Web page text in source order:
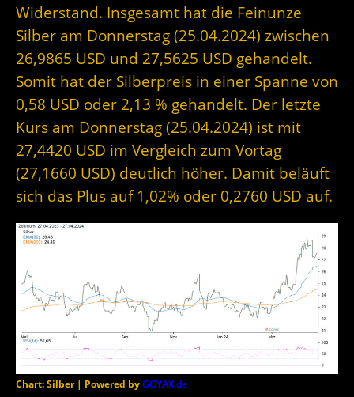
Widerstand. Insgesamt hat die Feinunze
Silber am Donnerstag (25.04.2024) zwischen
26,9865 USD und 27,5625 USD gehandelt.
Somit hat der Silberpreis in einer Spanne von
0,58 USD oder 2,13 % gehandelt. Der letzte
Kurs am Donnerstag (25.04.2024) ist mit
27,4420 USD im Vergleich zum Vortag
(27,1660 USD) deutlich höher. Damit beläuft
sich das Plus auf 1,02% oder 0,2760 USD auf.
Chart: Silber | Powered byGOYAX.de